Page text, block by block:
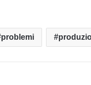
problemi